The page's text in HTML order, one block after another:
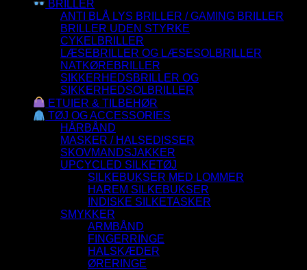
BRILLER
ANTI BLÅ LYS BRILLER / GAMING BRILLER
BRILLER UDEN STYRKE
CYKELBRILLER
LÆSEBRILLER OG LÆSESOLBRILLER
NATKØREBRILLER
SIKKERHEDSBRILLER OG
SIKKERHEDSOLBRILLER
ETUIER & TILBEHØR
TØJ OG ACCESSORIES
HÅRBÅND
MASKER / HALSEDISSER
SKOVMANDSJAKKER
UPCYCLED SILKETØJ
SILKEBUKSER MED LOMMER
HAREM SILKEBUKSER
INDISKE SILKETASKER
SMYKKER
ARMBÅND
FINGERRINGE
HALSKÆDER
ØRERINGE